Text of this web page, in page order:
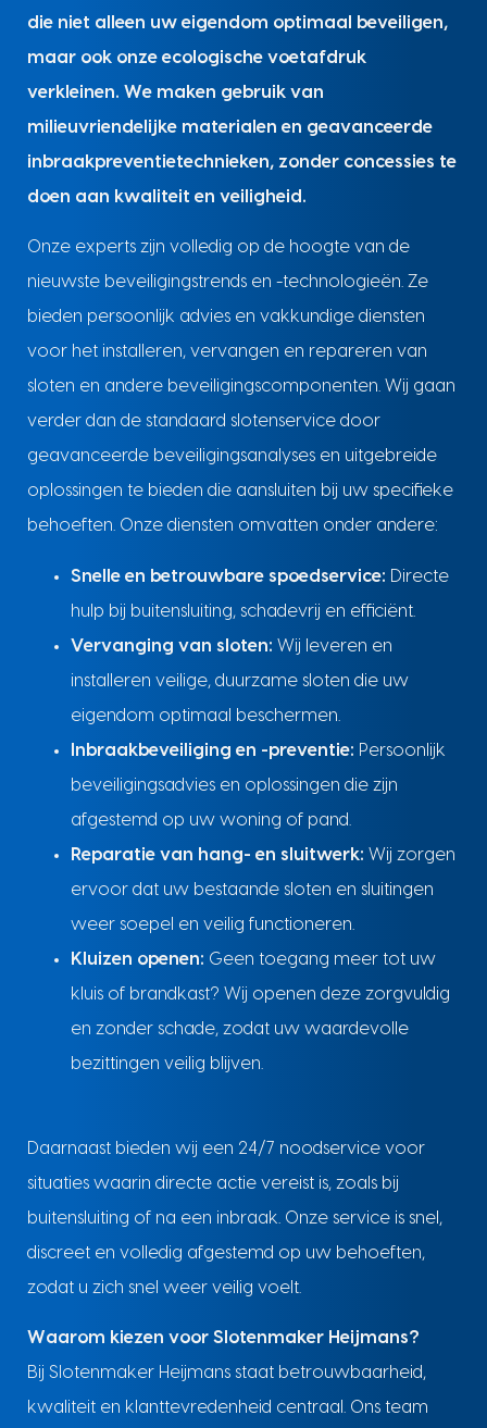
die niet alleen uw eigendom optimaal beveiligen,
maar ook onze ecologische voetafdruk
verkleinen. We maken gebruik van
milieuvriendelijke materialen en geavanceerde
inbraakpreventietechnieken, zonder concessies te
doen aan kwaliteit en veiligheid.
Onze experts zijn volledig op de hoogte van de
nieuwste beveiligingstrends en -technologieën. Ze
bieden persoonlijk advies en vakkundige diensten
voor het installeren, vervangen en repareren van
sloten en andere beveiligingscomponenten. Wij gaan
verder dan de standaard slotenservice door
geavanceerde beveiligingsanalyses en uitgebreide
oplossingen te bieden die aansluiten bij uw specifieke
behoeften. Onze diensten omvatten onder andere:
Snelle en betrouwbare spoedservice: Directe
hulp bij buitensluiting, schadevrij en efficiënt.
Vervanging van sloten: Wij leveren en
installeren veilige, duurzame sloten die uw
eigendom optimaal beschermen.
Inbraakbeveiliging en -preventie: Persoonlijk
beveiligingsadvies en oplossingen die zijn
afgestemd op uw woning of pand.
Reparatie van hang- en sluitwerk: Wij zorgen
ervoor dat uw bestaande sloten en sluitingen
weer soepel en veilig functioneren.
Kluizen openen: Geen toegang meer tot uw
kluis of brandkast? Wij openen deze zorgvuldig
en zonder schade, zodat uw waardevolle
bezittingen veilig blijven.
Daarnaast bieden wij een 24/7 noodservice voor
situaties waarin directe actie vereist is, zoals bij
buitensluiting of na een inbraak. Onze service is snel,
discreet en volledig afgestemd op uw behoeften,
zodat u zich snel weer veilig voelt.
Waarom kiezen voor Slotenmaker Heijmans?
Bij Slotenmaker Heijmans staat betrouwbaarheid,
kwaliteit en klanttevredenheid centraal. Ons team